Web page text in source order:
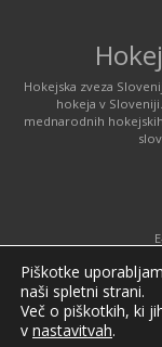
Hokejska zveza
hokeja v
mednarodnih
Piškotke
naši spletni strani.
Več o piškotkih, ki
v nastavitvah.